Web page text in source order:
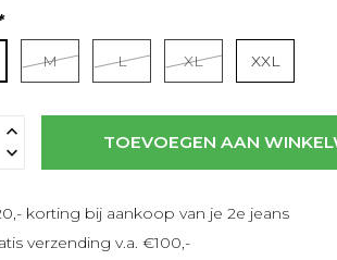
Lees meer
M L XL XXL
TOEVOEGEN AAN
korting bij aankoop van je 2e jeans
verzending v.a. €100,-